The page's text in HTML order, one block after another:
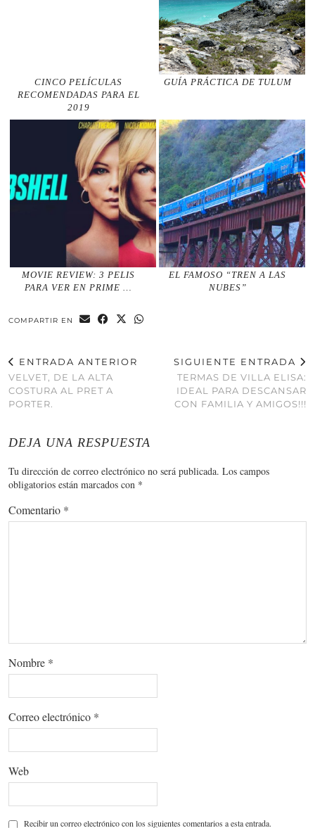
CINCO PELÍCULAS
RECOMENDADAS PARA EL
2019
GUÍA PRÁCTICA DE TULUM
MOVIE REVIEW: 3 PELIS
PARA VER EN PRIME …
EL FAMOSO “TREN A LAS
NUBES”
COMPARTIR EN
ENTRADA ANTERIOR
VELVET, DE LA ALTA
COSTURA AL PRET A
PORTER.
SIGUIENTE ENTRADA
TERMAS DE VILLA ELISA:
IDEAL PARA DESCANSAR
CON FAMILIA Y AMIGOS!!!
DEJA UNA RESPUESTA
Tu dirección de correo electrónico no será publicada. Los campos
obligatorios están marcados con *
Comentario *
Nombre *
Correo electrónico *
Web
Recibir un correo electrónico con los siguientes comentarios a esta entrada.